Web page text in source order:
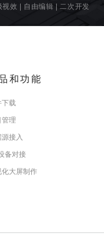
视效 自由编辑 二次开发
和功能
下载
管理
接入
备对接
化大屏制作